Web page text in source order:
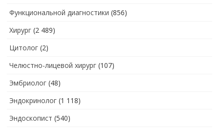
Функциональной диагностики (856)
Хирург (2 489)
Цитолог (2)
Челюстно-лицевой хирург (107)
Эмбриолог (48)
Эндокринолог (1 118)
Эндоскопист (540)